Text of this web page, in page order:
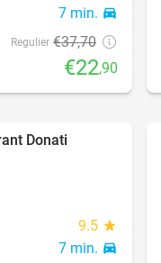
7 min. directions_car
Regulier €37,70
€22,90
Donati
9.5 star
7 min. directions_car